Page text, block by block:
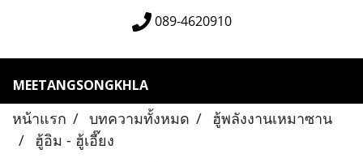
089-4620910
MEETANGSONGKHLA
หน้าแรก บทความทั้งหมด
ฮู้พลังงานเหมาซาน
ฮู้อิม - ฮู้เอี๊ยง